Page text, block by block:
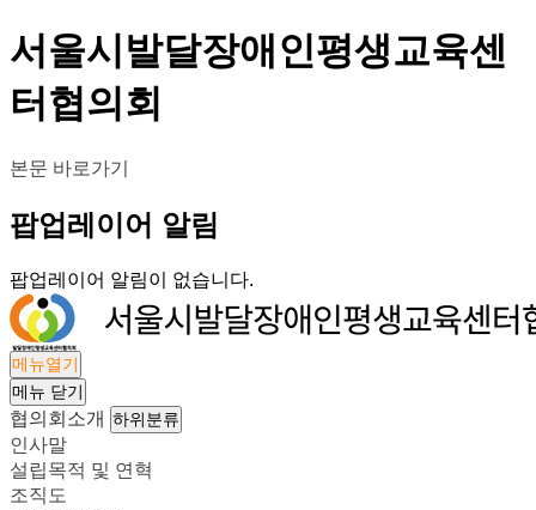
서울시발달장애인평생교육센
터협의회
본문 바로가기
팝업레이어 알림
팝업레이어 알림이 없습니다.
메뉴열기
메뉴 닫기
협의회소개 하위분류
인사말
설립목적 및 연혁
조직도